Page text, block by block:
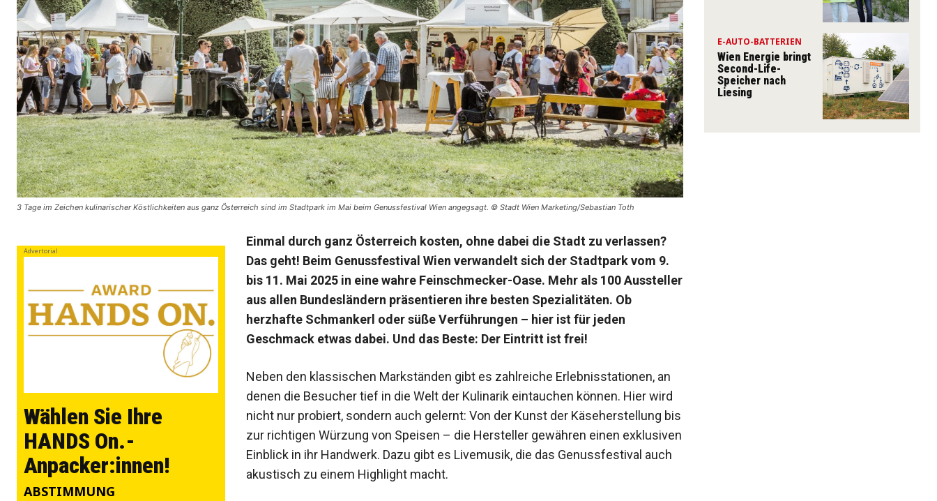
3 Tage im Zeichen kulinarischer Köstlichkeiten aus ganz Österreich sind im Stadtpark im Mai beim Genussfestival Wien angegsagt. © Stadt Wien Marketing/Sebastian Toth
Advertorial
Wählen Sie Ihre
HANDS On.-
Anpacker:innen!
ABSTIMMUNG
Einmal durch ganz Österreich kosten, ohne dabei die Stadt zu verlassen?
Das geht! Beim Genussfestival Wien verwandelt sich der Stadtpark vom 9.
bis 11. Mai 2025 in eine wahre Feinschmecker-Oase. Mehr als 100 Aussteller
aus allen Bundesländern präsentieren ihre besten Spezialitäten. Ob
herzhafte Schmankerl oder süße Verführungen – hier ist für jeden
Geschmack etwas dabei. Und das Beste: Der Eintritt ist frei!
Neben den klassischen Markständen gibt es zahlreiche Erlebnisstationen, an
denen die Besucher tief in die Welt der Kulinarik eintauchen können. Hier wird
nicht nur probiert, sondern auch gelernt: Von der Kunst der Käseherstellung bis
zur richtigen Würzung von Speisen – die Hersteller gewähren einen exklusiven
Einblick in ihr Handwerk. Dazu gibt es Livemusik, die das Genussfestival auch
akustisch zu einem Highlight macht.
E-AUTO-BATTERIEN
Wien Energie bringt
Second-Life-
Speicher nach
Liesing